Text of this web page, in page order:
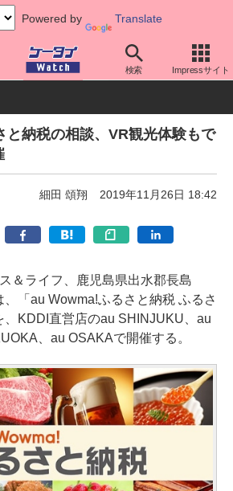
Powered by Translate
検索 Impressサイト
au その他
と納税の相談、VR観光体験もで
細田 頌翔 2019年11月26日 18:42
＆ライフ、鹿児島県出水郡長島
「au Wowma!ふるさと納税 ふるさ
、KDDI直営店のau SHINJUKU、au
、au OSAKAで開催する。